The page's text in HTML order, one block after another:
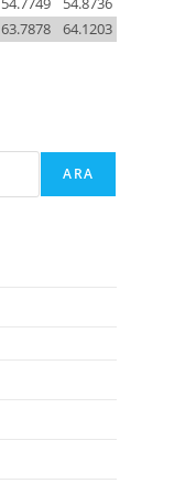
64.1203
63.7878
ARA